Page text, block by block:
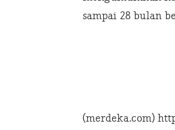
sampai 28 bulan
(merdeka.com)